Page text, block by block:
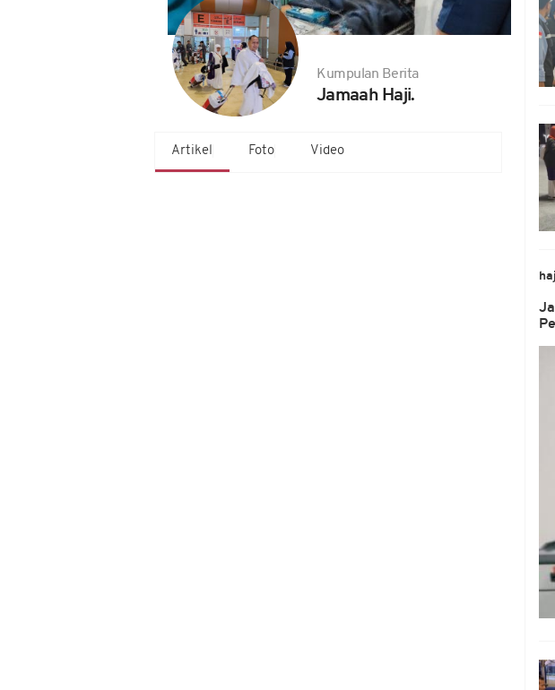
Kumpulan Berita
Jamaah Haji.
Artikel Foto Video